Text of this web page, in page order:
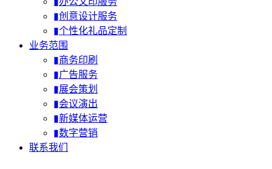
▮创意设计服务
▮个性化礼品定制
业务范围
▮商务印刷
▮广告服务
▮展会策划
▮会议演出
▮新媒体运营
▮数字营销
联系我们